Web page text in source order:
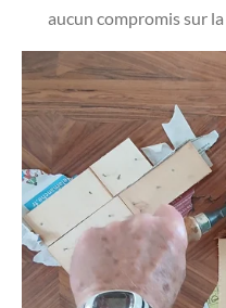
aucun compromis sur la